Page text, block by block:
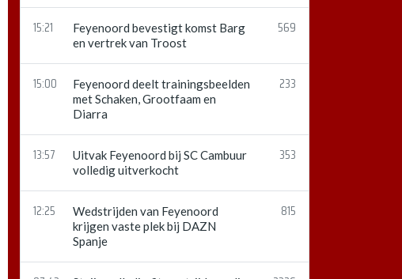
15:21
Feyenoord bevestigt komst Barg
en vertrek van Troost
569
15:00
Feyenoord deelt trainingsbeelden
met Schaken, Grootfaam en
Diarra
233
13:57
Uitvak Feyenoord bij SC Cambuur
volledig uitverkocht
353
12:25
Wedstrijden van Feyenoord
krijgen vaste plek bij DAZN
Spanje
815